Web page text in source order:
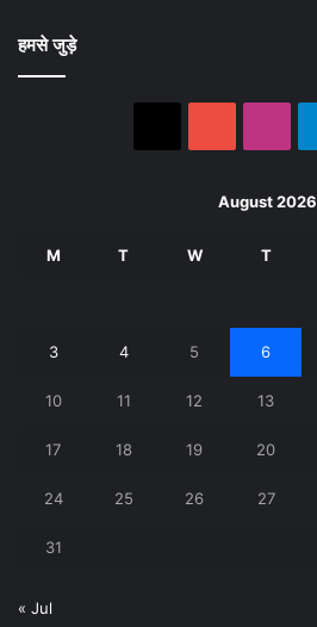
हमसे जुड़े
August 2026
M T W T
3 4 5 6
10 11 12 13
17 18 19 20
24 25 26 27
31
« Jul